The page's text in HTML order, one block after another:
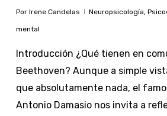
Por Irene Candelas Neuropsicología,
mental
Introducción ¿Qué tienen en
Beethoven? Aunque a simple
que absolutamente nada, el
Antonio Damasio nos invita a